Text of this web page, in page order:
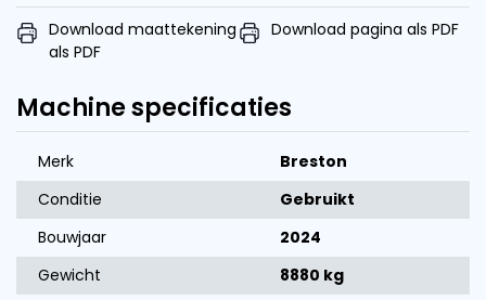
Download maattekening
als PDF
Download pagina als PDF
Machine specificaties
Merk
Breston
Conditie
Gebruikt
Bouwjaar
2024
Gewicht
8880 kg